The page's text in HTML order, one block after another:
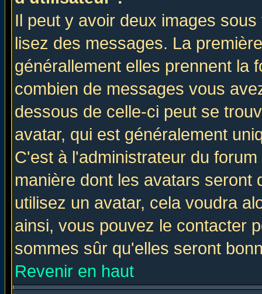
Il peut y avoir deux images
lisez des messages. La
générallement elles prennent la
combien de messages vous
dessous de celle-ci peut se
avatar, qui est généralement
C'est à l'administrateur du
manière dont les avatars seront
utilisez un avatar, cela voudra
ainsi, vous pouvez le contacter
sommes sûr qu'elles seront
Revenir en haut